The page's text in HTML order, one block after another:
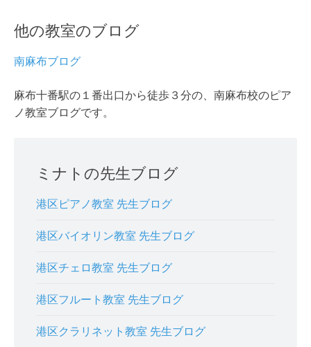
他の教室のブログ
南麻布ブログ
麻布十番駅の１番出口から徒歩３分の、南麻布校のピア
ノ教室ブログです。
ミナトの先生ブログ
港区ピアノ教室 先生ブログ
港区バイオリン教室 先生ブログ
港区チェロ教室 先生ブログ
港区フルート教室 先生ブログ
港区クラリネット教室 先生ブログ